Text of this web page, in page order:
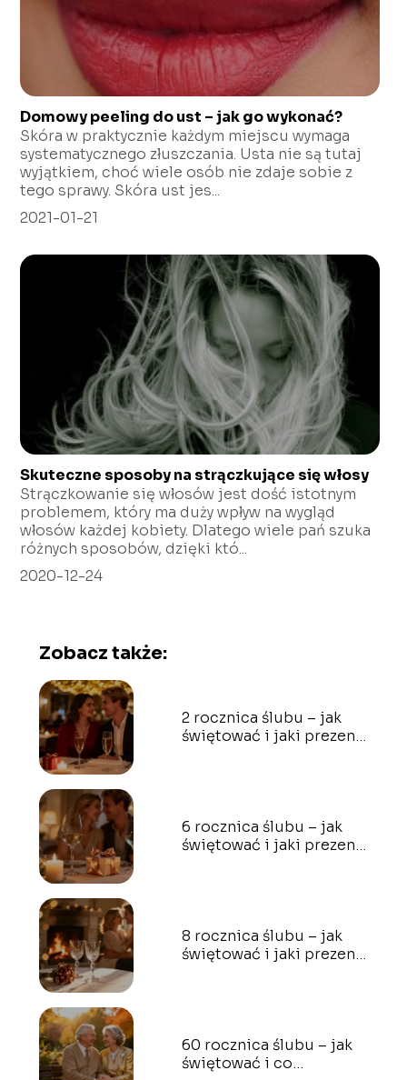
Domowy peeling do ust – jak go wykonać?
Skóra w praktycznie każdym miejscu wymaga
systematycznego złuszczania. Usta nie są tutaj
wyjątkiem, choć wiele osób nie zdaje sobie z
tego sprawy. Skóra ust jes...
2021-01-21
Skuteczne sposoby na strączkujące się włosy
Strączkowanie się włosów jest dość istotnym
problemem, który ma duży wpływ na wygląd
włosów każdej kobiety. Dlatego wiele pań szuka
różnych sposobów, dzięki któ...
2020-12-24
Zobacz także:
2 rocznica ślubu – jak
świętować i jaki prezent
6 rocznica ślubu – jak
świętować i jaki prezent
8 rocznica ślubu – jak
świętować i jaki prezent
60 rocznica ślubu – jak
świętować i co